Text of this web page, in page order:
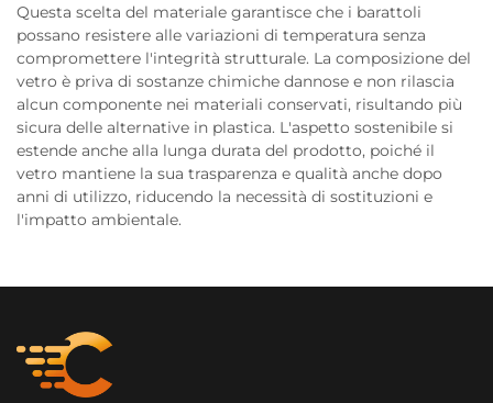
Questa scelta del materiale garantisce che i barattoli
possano resistere alle variazioni di temperatura senza
compromettere l'integrità strutturale. La composizione del
vetro è priva di sostanze chimiche dannose e non rilascia
alcun componente nei materiali conservati, risultando più
sicura delle alternative in plastica. L'aspetto sostenibile si
estende anche alla lunga durata del prodotto, poiché il
vetro mantiene la sua trasparenza e qualità anche dopo
anni di utilizzo, riducendo la necessità di sostituzioni e
l'impatto ambientale.